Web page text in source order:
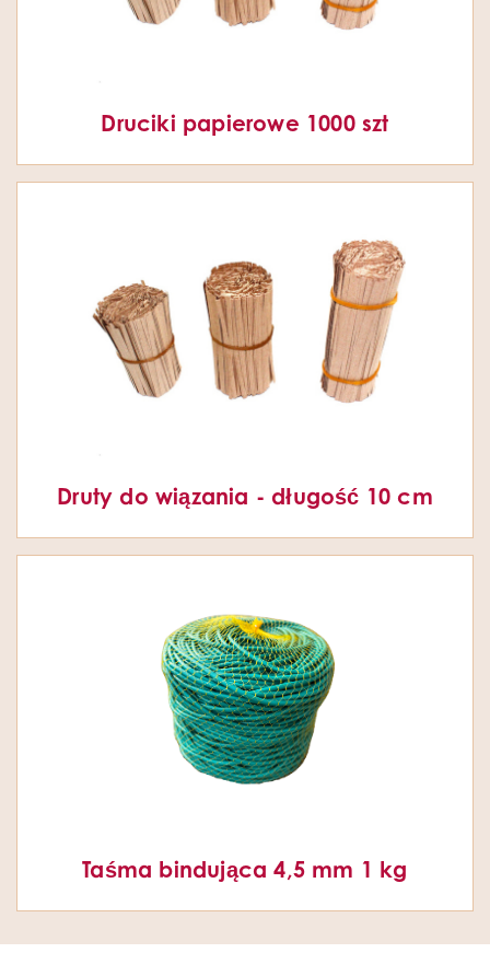
Druciki papierowe 1000 szt
Druty do wiązania - długość 10 cm
Taśma bindująca 4,5 mm 1 kg